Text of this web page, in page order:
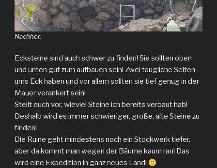
Nachher.
Ecksteine sind auch schwer zu finden! Sie sollten oben
und unten gut zum aufbauen sein! Zwei taugliche Seiten
ums Eck haben und vor allem sollten sie tief genug in der
Mauer verankert sein!
Stellt euch vor, wieviel Steine ich bereits verbaut hab!
Deshalb wird es immer schwieriger, große, alte Steine zu
finden!
Die Ruine geht mindestens noch ein Stockwerk tiefer,
aber da kommt man wegen der Bäume kaum ran! Das
wird eine Expedition in ganz neues Land!